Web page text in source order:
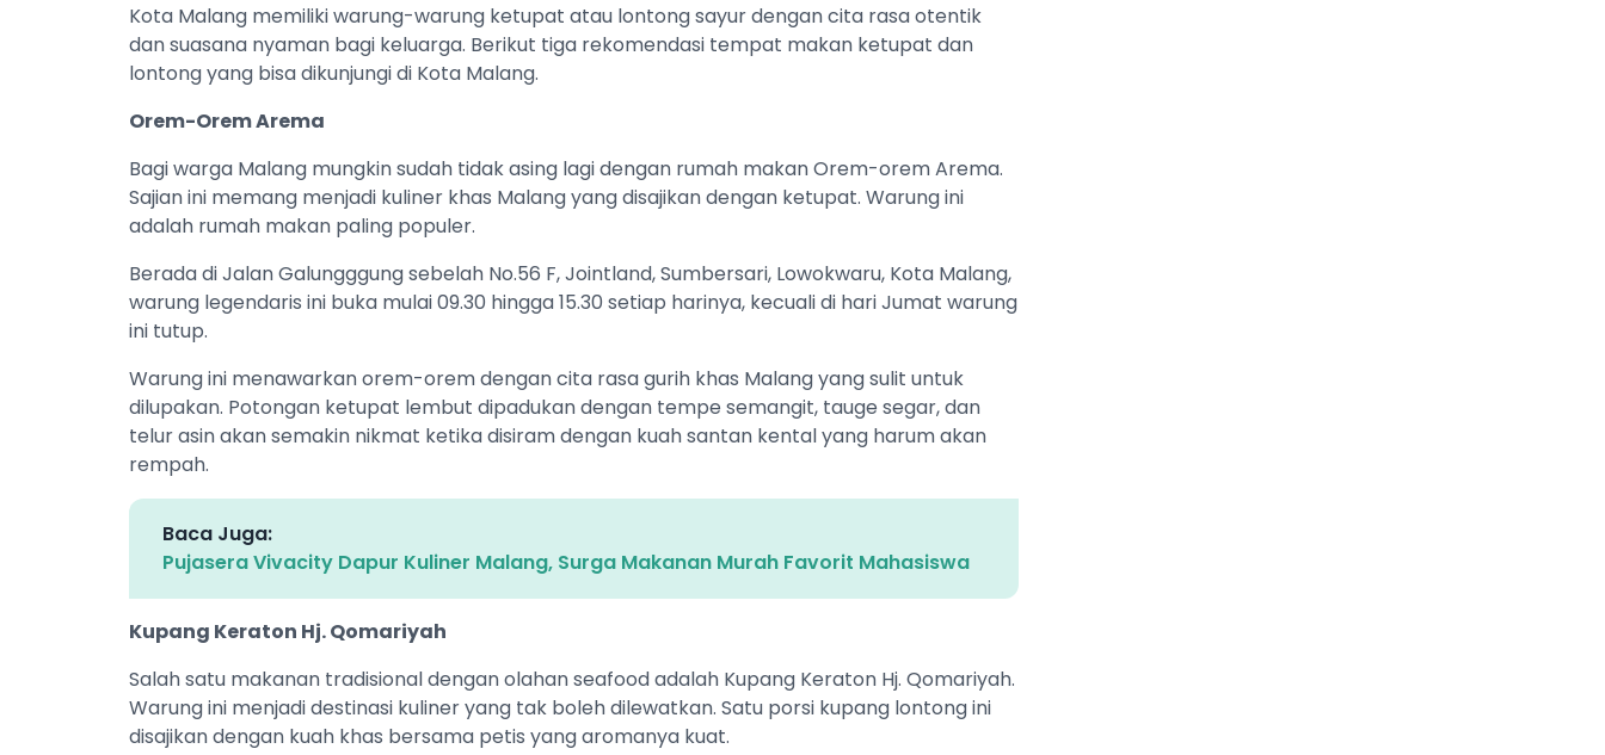
Kota Malang memiliki warung-warung ketupat atau lontong sayur dengan cita rasa otentik
dan suasana nyaman bagi keluarga. Berikut tiga rekomendasi tempat makan ketupat dan
lontong yang bisa dikunjungi di Kota Malang.
Orem-Orem Arema
Bagi warga Malang mungkin sudah tidak asing lagi dengan rumah makan Orem-orem Arema.
Sajian ini memang menjadi kuliner khas Malang yang disajikan dengan ketupat. Warung ini
adalah rumah makan paling populer.
Berada di Jalan Galungggung sebelah No.56 F, Jointland, Sumbersari, Lowokwaru, Kota Malang,
warung legendaris ini buka mulai 09.30 hingga 15.30 setiap harinya, kecuali di hari Jumat warung
ini tutup.
Warung ini menawarkan orem-orem dengan cita rasa gurih khas Malang yang sulit untuk
dilupakan. Potongan ketupat lembut dipadukan dengan tempe semangit, tauge segar, dan
telur asin akan semakin nikmat ketika disiram dengan kuah santan kental yang harum akan
rempah.
Baca Juga:
Pujasera Vivacity Dapur Kuliner Malang, Surga Makanan Murah Favorit Mahasiswa
Kupang Keraton Hj. Qomariyah
Salah satu makanan tradisional dengan olahan seafood adalah Kupang Keraton Hj. Qomariyah.
Warung ini menjadi destinasi kuliner yang tak boleh dilewatkan. Satu porsi kupang lontong ini
disajikan dengan kuah khas bersama petis yang aromanya kuat.